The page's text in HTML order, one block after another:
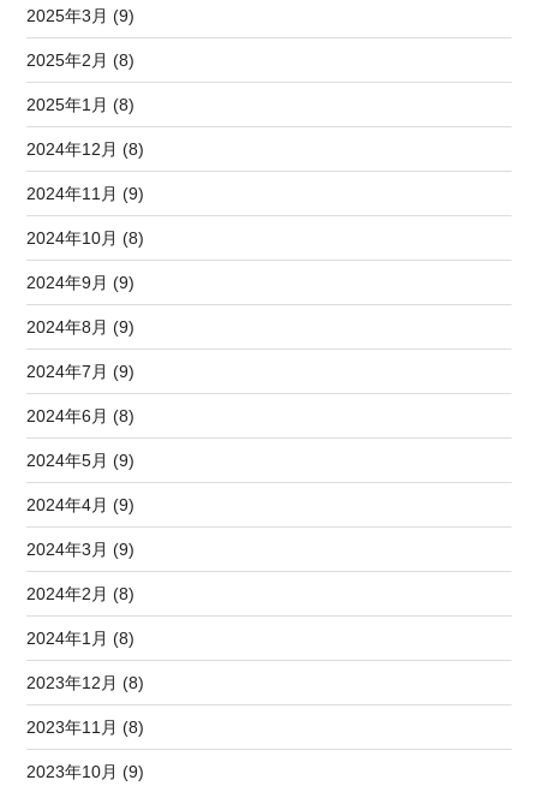
2025年3月 (9)
2025年2月 (8)
2025年1月 (8)
2024年12月 (8)
2024年11月 (9)
2024年10月 (8)
2024年9月 (9)
2024年8月 (9)
2024年7月 (9)
2024年6月 (8)
2024年5月 (9)
2024年4月 (9)
2024年3月 (9)
2024年2月 (8)
2024年1月 (8)
2023年12月 (8)
2023年11月 (8)
2023年10月 (9)